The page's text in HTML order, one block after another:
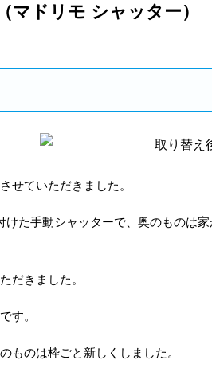
ドリモ シャッター）
取り替え
せていただきました。
た手動シャッターで、奥のものは
だきました。
す。
ものは枠ごと新しくしました。